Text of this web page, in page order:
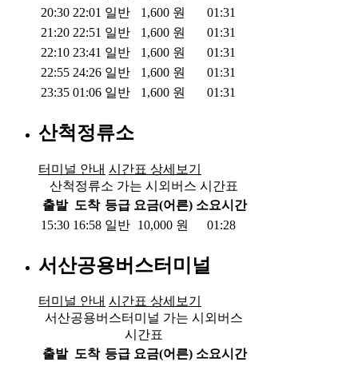
20:30 22:01 일반 1,600 원
01:31
21:20 22:51 일반 1,600 원
01:31
22:10 23:41 일반 1,600 원
01:31
22:55 24:26 일반 1,600 원
01:31
23:35 01:06 일반 1,600 원 01:31
산척정류소
터미널 안내 시간표 상세보기
산척정류소 가는 시외버스 시간표
출발 도착 등급 요금(어른) 소요시간
15:30 16:58 일반 10,000 원 01:28
서산공용버스터미널
터미널 안내 시간표 상세보기
서산공용버스터미널 가는 시외버스
시간표
출발 도착 등급 요금(어른) 소요시간